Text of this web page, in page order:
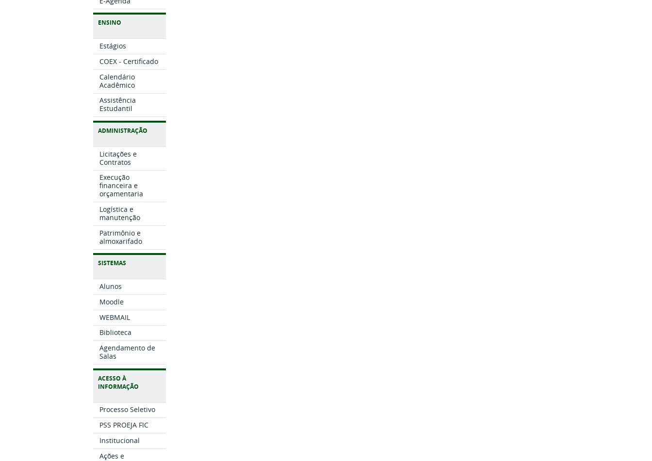
ENSINO
Estágios
COEX - Certificado
Calendário
Acadêmico
Assistência
Estudantil
ADMINISTRAÇÃO
Licitações e
Contratos
Execução
financeira e
orçamentaria
Logística e
manutenção
Patrimônio e
almoxarifado
SISTEMAS
Alunos
Moodle
WEBMAIL
Biblioteca
Agendamento de
Salas
ACESSO À
INFORMAÇÃO
Processo Seletivo
PSS PROEJA FIC
Institucional
Ações e